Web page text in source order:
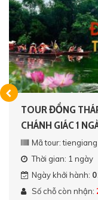
TOUR ĐỒNG
CHÁNH GIÁC 1
Mã tour: tiengiang
Thời gian: 1 ngày
Ngày khởi hành:
Số chỗ còn nhận: